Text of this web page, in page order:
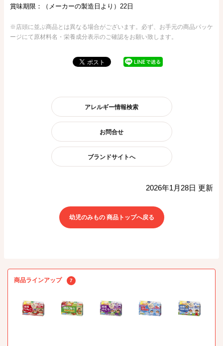
賞味期限：（メーカーの製造日より）22日
※店頭に並ぶ商品とは異なる場合がございます。必ず、お手元の商品パッケ
ージにて原材料名・栄養成分表示のご確認をお願い致します。
アレルギー情報検索
お問合せ
ブランドサイトへ
2026年1月28日 更新
幼児のみもの 商品トップへ戻る
商品ラインアップ 7